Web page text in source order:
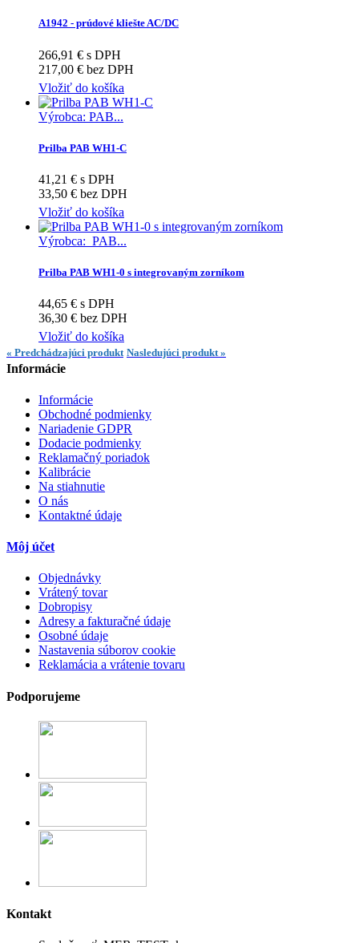
A1942 - prúdové kliešte AC/DC
266,91 € s DPH
217,00 € bez DPH
Vložiť do košíka
Výrobca: PAB...
Prilba PAB WH1-C
41,21 € s DPH
33,50 € bez DPH
Vložiť do košíka
Výrobca: PAB...
Prilba PAB WH1-0 s integrovaným zorníkom
44,65 € s DPH
36,30 € bez DPH
Vložiť do košíka
« Predchádzajúci produkt Nasledujúci produkt »
Informácie
Informácie
Obchodné podmienky
Nariadenie GDPR
Dodacie podmienky
Reklamačný poriadok
Kalibrácie
Na stiahnutie
O nás
Kontaktné údaje
Môj účet
Objednávky
Vrátený tovar
Dobropisy
Adresy a fakturačné údaje
Osobné údaje
Nastavenia súborov cookie
Reklamácia a vrátenie tovaru
Podporujeme
Kontakt